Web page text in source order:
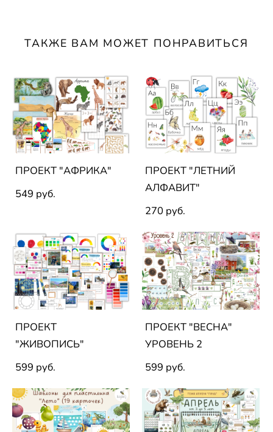
ТАКЖЕ ВАМ МОЖЕТ ПОНРАВИТЬСЯ
ПРОЕКТ "АФРИКА"
549 pуб.
ПРОЕКТ "ЛЕТНИЙ
АЛФАВИТ"
270 pуб.
ПРОЕКТ
"ЖИВОПИСЬ"
599 pуб.
ПРОЕКТ "ВЕСНА"
УРОВЕНЬ 2
599 pуб.